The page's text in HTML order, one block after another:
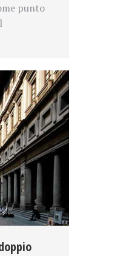
punto